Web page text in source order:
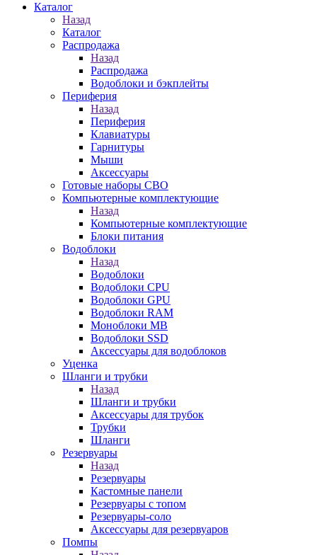
Каталог
Назад
Каталог
Распродажа
Назад
Распродажа
Водоблоки и бэкплейты
Периферия
Назад
Периферия
Клавиатуры
Гарнитуры
Мыши
Аксессуары
Готовые наборы СВО
Компьютерные комплектующие
Назад
Компьютерные комплектующие
Блоки питания
Водоблоки
Назад
Водоблоки
Водоблоки CPU
Водоблоки GPU
Водоблоки RAM
Моноблоки MB
Водоблоки SSD
Аксессуары для водоблоков
Уценка
Шланги и трубки
Назад
Шланги и трубки
Аксессуары для трубок
Трубки
Шланги
Резервуары
Назад
Резервуары
Кастомные панели
Резервуары с топом
Резервуары-соло
Аксессуары для резервуаров
Помпы